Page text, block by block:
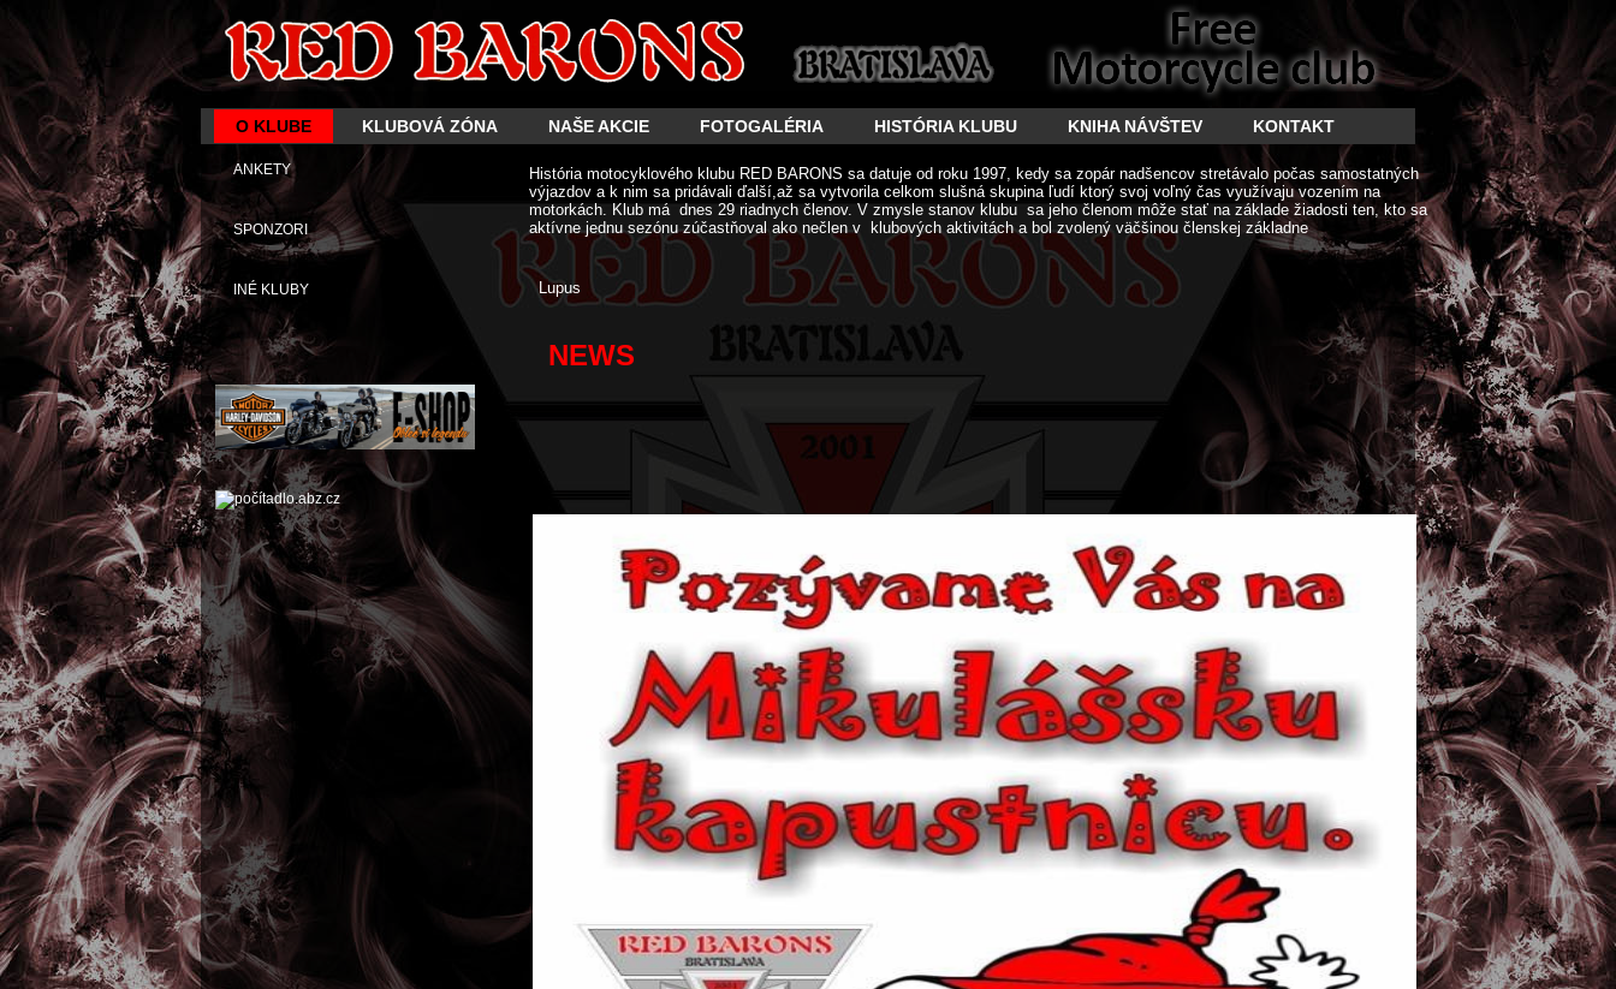
O KLUBE KLUBOVÁ ZÓNA NAŠE AKCIE FOTOGALÉRIA HISTÓRIA KLUBU KNIHA NÁVŠTEV KONTAKT
História motocyklového klubu RED BARONS sa datuje od roku 1997, kedy sa zopár nadšencov stretávalo počas samostatných
výjazdov a k nim sa pridávali ďalší,až sa vytvorila celkom slušná skupina ľudí ktorý svoj voľný čas využívaju vozením na
motorkách. Klub má dnes 29 riadnych členov. V zmysle stanov klubu sa jeho členom môže stať na základe žiadosti ten, kto sa
aktívne jednu sezónu zúčastňoval ako nečlen v klubových aktivitách a bol zvolený väčšinou členskej základne
Lupus
NEWS
ANKETY
SPONZORI
INÉ KLUBY